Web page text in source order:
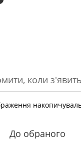
коли
До обраного